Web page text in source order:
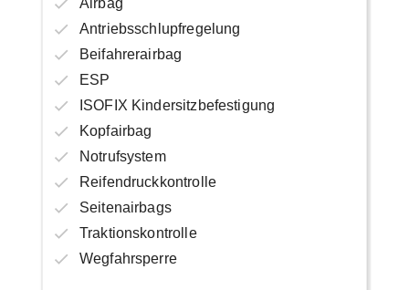
Antriebsschlupfregelung
Beifahrerairbag
ESP
ISOFIX Kindersitzbefestigung
Kopfairbag
Notrufsystem
Reifendruckkontrolle
Seitenairbags
Traktionskontrolle
Wegfahrsperre